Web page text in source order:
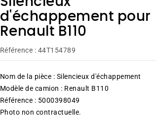
d'échappement pour
Renault B110
Référence : 44T154789
Nom de la pièce : Silencieux d'échappement
Modèle de camion : Renault B110
Référence : 5000398049
Photo non contractuelle.